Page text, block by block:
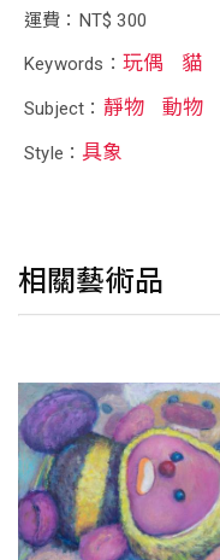
運費：NT$ 300
Keywords： 玩偶 貓
Subject： 靜物 動物
Style： 具象
相關藝術品